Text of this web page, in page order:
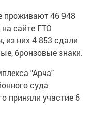
проживают 46 948
на сайте ГТО
из них 4 853 сдали
бронзовые знаки.
"Арча"
суда
приняли участие 6